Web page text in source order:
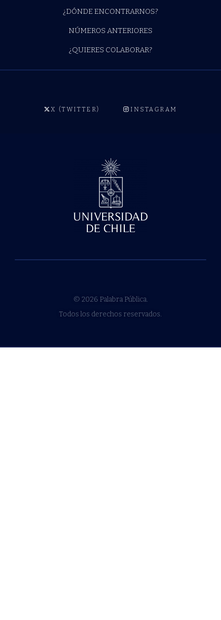
¿DÓNDE ENCONTRARNOS?
NÚMEROS ANTERIORES
¿QUIERES COLABORAR?
X (TWITTER) INSTAGRAM
© 2026 Palabra Pública.
Todos los derechos reservados.